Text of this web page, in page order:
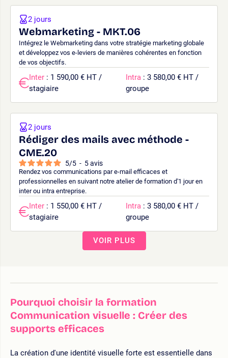
Webmarketing - MKT.06
Intégrez le Webmarketing dans votre stratégie marketing globale
et développez vos e-leviers de manières cohérentes en fonction
de vos objectifs.
2 jours
Inter : 1 590,00 € HT /
stagiaire
Intra : 3 580,00 € HT /
groupe
Rédiger des mails avec méthode -
CME.20
5/5 - 5avis
Rendez vos communications par e-mail efficaces et
professionnelles en suivant notre atelier de formation d'1 jour en
inter ou intra entreprise.
2 jours
Inter : 1 550,00 € HT /
stagiaire
Intra : 3 580,00 € HT /
groupe
VOIR PLUS
Pourquoi choisir la formation
Communication visuelle : Créer des
supports efficaces
La création d'une identité visuelle forte est essentielle dans